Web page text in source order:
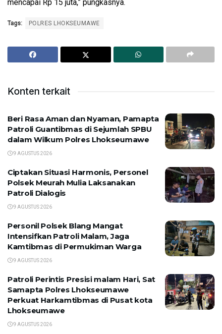
mencapai Rp 15 juta,” pungkasnya.
Tags: POLRES LHOKSEUMAWE
Konten terkait
Beri Rasa Aman dan Nyaman, Pamapta
Patroli Guantibmas di Sejumlah SPBU
dalam Wilkum Polres Lhokseumawe
9 AGUSTUS 2026
Ciptakan Situasi Harmonis, Personel
Polsek Meurah Mulia Laksanakan
Patroli Dialogis
9 AGUSTUS 2026
Personil Polsek Blang Mangat
Intensifkan Patroli Malam, Jaga
Kamtibmas di Permukiman Warga
9 AGUSTUS 2026
Patroli Perintis Presisi malam Hari, Sat
Samapta Polres Lhokseumawe
Perkuat Harkamtibmas di Pusat kota
Lhokseumawe
9 AGUSTUS 2026